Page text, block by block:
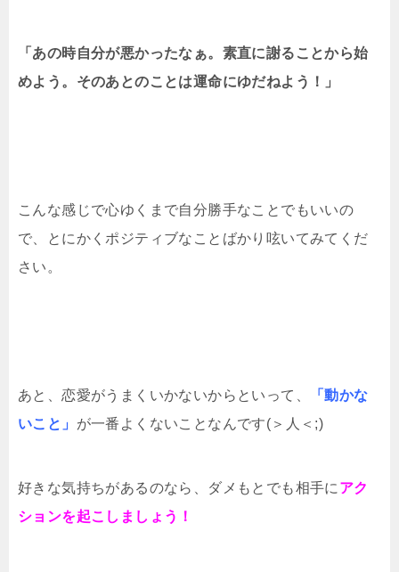
「あの時自分が悪かったなぁ。素直に謝ることから始
めよう。そのあとのことは運命にゆだねよう！」
こんな感じで心ゆくまで自分勝手なことでもいいの
で、とにかくポジティブなことばかり呟いてみてくだ
さい。
あと、恋愛がうまくいかないからといって、
「動かな
いこと」 が一番よくないことなんです(＞人＜;)
好きな気持ちがあるのなら、ダメもとでも相手にアク
ションを起こしましょう！